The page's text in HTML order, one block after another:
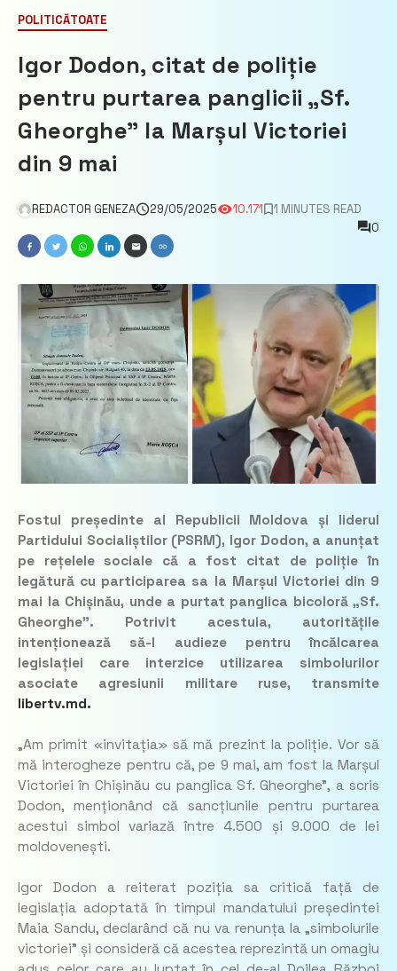
POLITICĂTOATE
Igor Dodon, citat de poliție
pentru purtarea panglicii „Sf.
Gheorghe” la Marșul Victoriei
din 9 mai
REDACTOR GENEZA 29/05/2025 10.171
1 MINUTES READ
0
Fostul președinte al Republicii Moldova și liderul
Partidului Socialiștilor (PSRM), Igor Dodon, a anunțat
pe rețelele sociale că a fost citat de poliție în
legătură cu participarea sa la Marșul Victoriei din 9
mai la Chișinău, unde a purtat panglica bicoloră „Sf.
Gheorghe”. Potrivit acestuia, autoritățile
intenționează să-l audieze pentru încălcarea
legislației care interzice utilizarea simbolurilor
asociate agresiunii militare ruse, transmite
libertv.md.
„Am primit «invitația» să mă prezint la poliție. Vor să
mă interogheze pentru că, pe 9 mai, am fost la Marșul
Victoriei în Chișinău cu panglica Sf. Gheorghe”, a scris
Dodon, menționând că sancțiunile pentru purtarea
acestui simbol variază între 4.500 și 9.000 de lei
moldovenești.
Igor Dodon a reiterat poziția sa critică față de
legislația adoptată în timpul mandatului președintei
Maia Sandu, declarând că nu va renunța la „simbolurile
victoriei” și consideră că acestea reprezintă un omagiu